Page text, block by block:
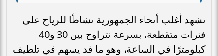
تشهد أغلب أنحاء الجمهورية نشاطًا للرياح على
فترات متقطعة، بسرعة تتراوح بين 30 و40
كيلومترًا في الساعة، وهو ما قد يسهم في تلطيف